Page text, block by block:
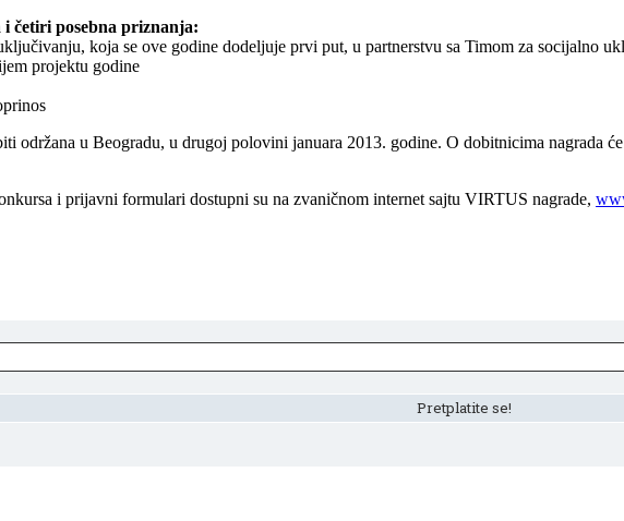
i četiri posebna priznanja:
koja se ove godine dodeljuje prvi put, u partnerstvu sa Timom za socijalno
projektu godine
održana u Beogradu, u drugoj polovini januara 2013. godine. O dobitnicima nagrada
i prijavni formulari dostupni su na zvaničnom internet sajtu VIRTUS nagrade,